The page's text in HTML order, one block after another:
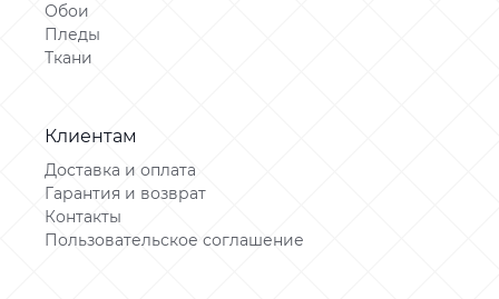
Обои
Пледы
Ткани
Клиентам
Доставка и оплата
Гарантия и возврат
Контакты
Пользовательское соглашение